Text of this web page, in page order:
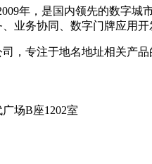
年，是国内领先的数字
业务协同、数字门牌应用
，专注于地名地址相关产品
场B座1202室